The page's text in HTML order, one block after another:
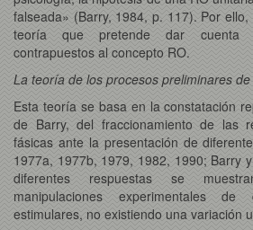
falseada» (Barry, 1984, p. 117). Por
teoría que pretende dar cuenta
contrapuestos al concepto RO.
La teoría de los procesos preliminares
Esta teoría se basa en la constatación
de Barry, del fraccionamiento de las
fásicas ante la presentación de
1977a, 1977b, 1979, 1982, 1990; Barry
diferentes respuestas se
manipulaciones experimentales de
estimulares, no existiendo una variación